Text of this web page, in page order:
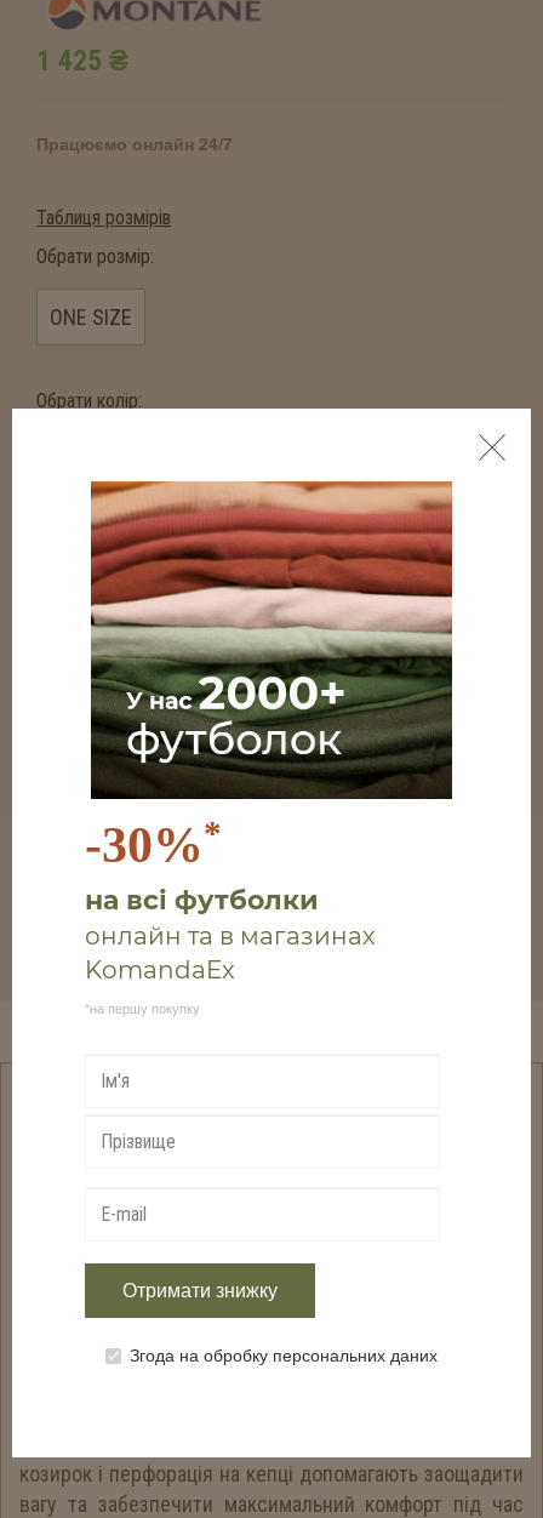
1 425 ₴
Працюємо онлайн 24/7
Таблиця розмірів
Обрати розмір:
ONE SIZE
Обрати колір:
артикул:HTRLVECLO17
Наявність по магазинам:
вул. Михайлівська, 15
пр. Берестейський 9
Склад
КУПИТИ
трейлранінгу. Вона забезпечує необхідний захист від
гірських пробіжок.
Кепка виготовлена з якісних матеріалів. Легка тканина
Aeroflyte QD має високу міцність і дихаючі властивості,
козирок і перфорація на кепці допомагають заощадити
вагу та забезпечити максимальний комфорт під час
-30%*
на всі футболки
онлайн та в магазинах
KomandaEx
*на першу покупку
Отримати знижку
Згода на обробку персональних даних